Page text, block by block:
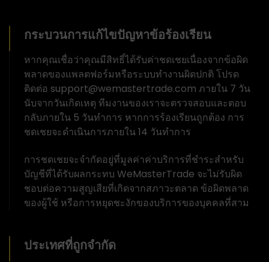
กระบวนการแก้ไขปัญหาข้อร้องเรียน
หากคุณเชื่อว่าคุณมีสิทธิ์ได้รับค่าชดเชยเนื่องจากข้อผิด
พลาดของแพลตฟอร์มหรือระบบทำงานผิดปกติ โปรด
ติดต่อ support@wemastertrade.com ภายใน 7 วัน
นับจากวันเกิดเหตุ ทีมงานของเราจะตรวจสอบและตอบ
กลับภายใน 5 วันทำการ หากการร้องเรียนถูกต้อง การ
ชดเชยจะดำเนินการภายใน 14 วันทำการ
การชดเชยจะจำกัดอยู่ที่มูลค่าค่าบริการที่ชำระสำหรับ
บัญชีที่ได้รับผลกระทบ WeMasterTrade จะไม่รับผิด
ชอบต่อความสูญเสียที่เกิดจากสภาวะตลาด ข้อผิดพลาด
ของผู้ใช้ หรือการหยุดชะงักของบริการของบุคคลที่สาม
ประเทศที่ถูกจำกัด